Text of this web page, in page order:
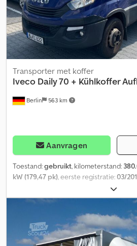
Berlin 563 km
Transporter met koffer
Iveco Daily 70 + Kühlkoffer
Aanvragen
Toestand:gebruikt, kilometerstand:
kW (179,47 pk), eerste registratie:03/
,
bandenmaten:225/75, asconfiguratie:2
, Uitrusting:
hydraulica, koelunit, laadklep
, Iveco
ton // Thermoking 2-kamers
Crsdpoucr Uhofx Ahmjf